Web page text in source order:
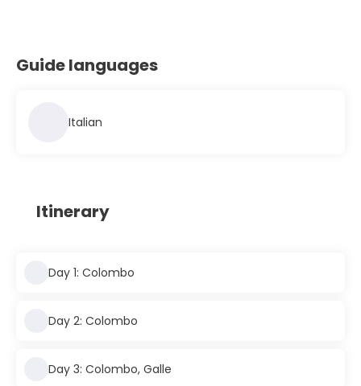
Guide languages
Italian
Itinerary
Day 1: Colombo
Day 2: Colombo
Day 3: Colombo, Galle